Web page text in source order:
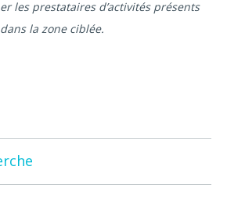
les prestataires d’activités présents
dans la zone ciblée.